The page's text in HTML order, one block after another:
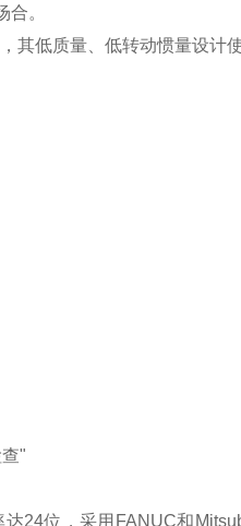
。
其低质量、低转动惯量设计
"
24位，采用FANUC和